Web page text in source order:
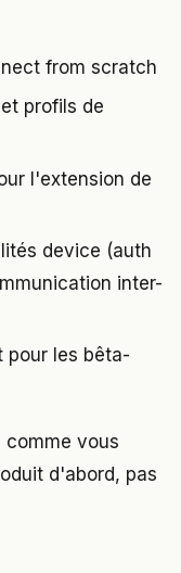
from scratch
profils de
l'extension de
device (auth
inter-
pour les bêta-
comme vous
d'abord, pas